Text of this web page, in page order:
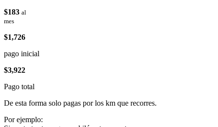
$183 al
mes
$1,726
pago inicial
$3,922
Pago total
De esta forma solo pagas por los km que recorres.
Por ejemplo: